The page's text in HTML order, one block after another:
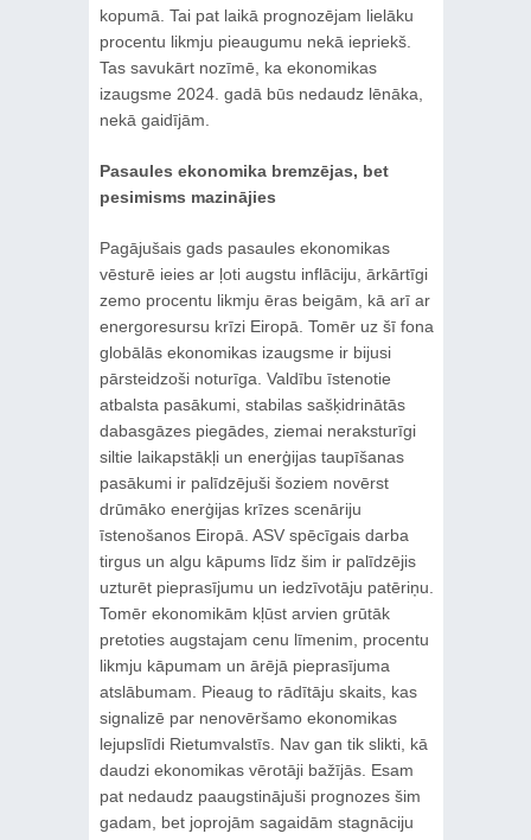
kopumā. Tai pat laikā prognozējam lielāku
procentu likmju pieaugumu nekā iepriekš.
Tas savukārt nozīmē, ka ekonomikas
izaugsme 2024. gadā būs nedaudz lēnāka,
nekā gaidījām.
Pasaules ekonomika bremzējas, bet
pesimisms mazinājies
Pagājušais gads pasaules ekonomikas
vēsturē ieies ar ļoti augstu inflāciju, ārkārtīgi
zemo procentu likmju ēras beigām, kā arī ar
energoresursu krīzi Eiropā. Tomēr uz šī fona
globālās ekonomikas izaugsme ir bijusi
pārsteidzoši noturīga. Valdību īstenotie
atbalsta pasākumi, stabilas sašķidrinātās
dabasgāzes piegādes, ziemai neraksturīgi
siltie laikapstākļi un enerģijas taupīšanas
pasākumi ir palīdzējuši šoziem novērst
drūmāko enerģijas krīzes scenāriju
īstenošanos Eiropā. ASV spēcīgais darba
tirgus un algu kāpums līdz šim ir palīdzējis
uzturēt pieprasījumu un iedzīvotāju patēriņu.
Tomēr ekonomikām kļūst arvien grūtāk
pretoties augstajam cenu līmenim, procentu
likmju kāpumam un ārējā pieprasījuma
atslābumam. Pieaug to rādītāju skaits, kas
signalizē par nenovēršamo ekonomikas
lejupslīdi Rietumvalstīs. Nav gan tik slikti, kā
daudzi ekonomikas vērotāji bažījās. Esam
pat nedaudz paaugstinājuši prognozes šim
gadam, bet joprojām sagaidām stagnāciju